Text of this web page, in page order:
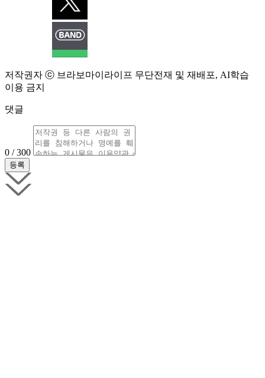
저작권자 ⓒ 브라보마이라이프 무단전재 및 재배포, AI학습
이용 금지
댓글
0 / 300